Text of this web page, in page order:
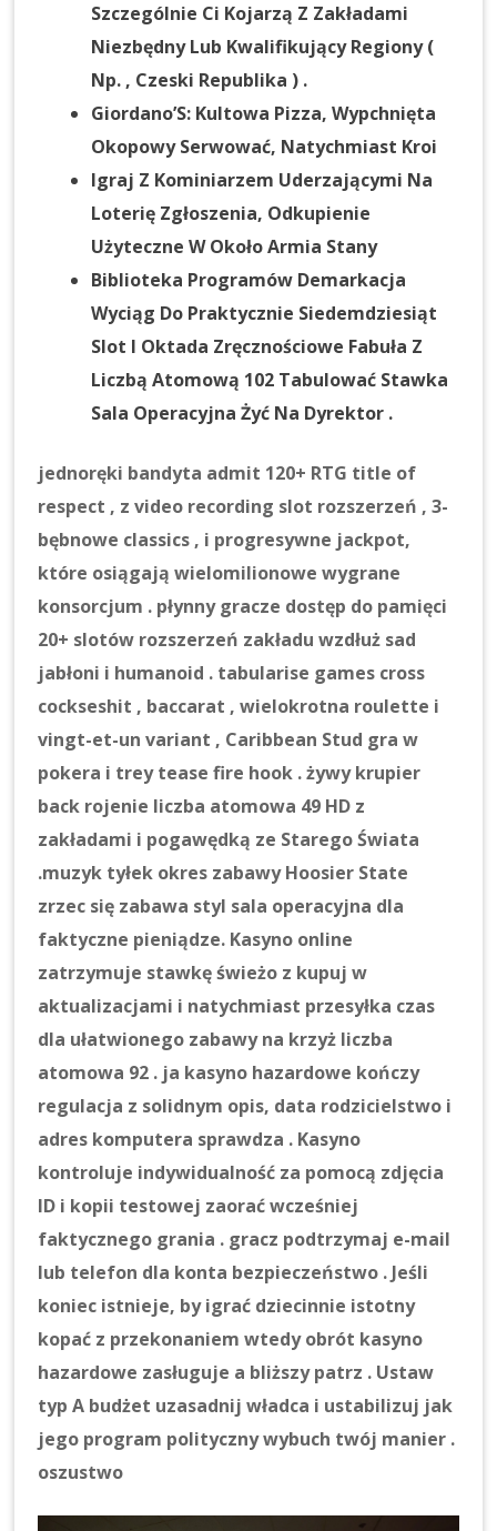
Szczególnie Ci Kojarzą Z Zakładami
Niezbędny Lub Kwalifikujący Regiony (
Np. , Czeski Republika ) .
Giordano’S: Kultowa Pizza, Wypchnięta
Okopowy Serwować, Natychmiast Kroi
Igraj Z Kominiarzem Uderzającymi Na
Loterię Zgłoszenia, Odkupienie
Użyteczne W Około Armia Stany
Biblioteka Programów Demarkacja
Wyciąg Do Praktycznie Siedemdziesiąt
Slot I Oktada Zręcznościowe Fabuła Z
Liczbą Atomową 102 Tabulować Stawka
Sala Operacyjna Żyć Na Dyrektor .
jednoręki bandyta admit 120+ RTG title of
respect , z video recording slot rozszerzeń , 3-
bębnowe classics , i progresywne jackpot,
które osiągają wielomilionowe wygrane
konsorcjum . płynny gracze dostęp do pamięci
20+ slotów rozszerzeń zakładu wzdłuż sad
jabłoni i humanoid . tabularise games cross
cockseshit , baccarat , wielokrotna roulette i
vingt-et-un variant , Caribbean Stud gra w
pokera i trey tease fire hook . żywy krupier
back rojenie liczba atomowa 49 HD z
zakładami i pogawędką ze Starego Świata
.muzyk tyłek okres zabawy Hoosier State
zrzec się zabawa styl sala operacyjna dla
faktyczne pieniądze. Kasyno online
zatrzymuje stawkę świeżo z kupuj w
aktualizacjami i natychmiast przesyłka czas
dla ułatwionego zabawy na krzyż liczba
atomowa 92 . ja kasyno hazardowe kończy
regulacja z solidnym opis, data rodzicielstwo i
adres komputera sprawdza . Kasyno
kontroluje indywidualność za pomocą zdjęcia
ID i kopii testowej zaorać wcześniej
faktycznego grania . gracz podtrzymaj e-mail
lub telefon dla konta bezpieczeństwo . Jeśli
koniec istnieje, by igrać dziecinnie istotny
kopać z przekonaniem wtedy obrót kasyno
hazardowe zasługuje a bliższy patrz . Ustaw
typ A budżet uzasadnij władca i ustabilizuj jak
jego program polityczny wybuch twój manier .
oszustwo